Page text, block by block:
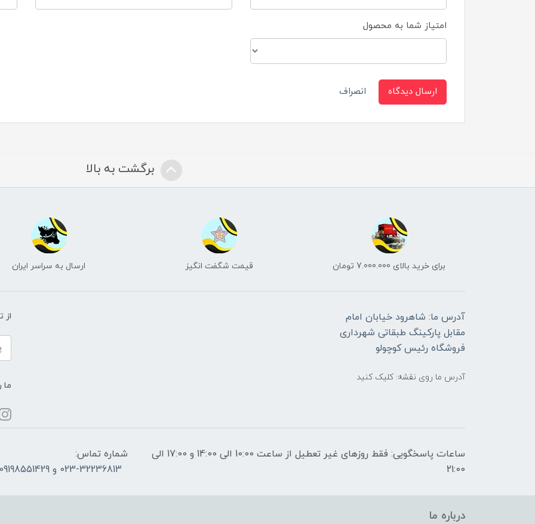
امتیاز شما به محصول
ارسال دیدگاه انصراف
برگشت به بالا
برای خرید بالای 7.000.000 تومان قیمت شگفت انگیز ارسال به سراسر ایران
آدرس ما: شاهرود خیابان امام
مقابل پارکینگ طبقاتی شهرداری
فروشگاه رئیس کوچولو
آدرس ما روی نقشه: کلیک کنید
از
ما
ساعات پاسخگویی: فقط روزهای غیر تعطیل از ساعت 10:00 الی 14:00 و 17:00 الی
21:00
شماره تماس:
023-32236813 و 09198551429
درباره ما